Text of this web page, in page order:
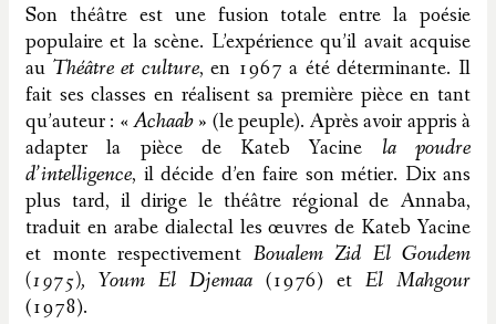
Son théâtre est une fusion totale entre la poésie
populaire et la scène. L’expérience qu’il avait acquise
au Théâtre et culture, en 1967 a été déterminante. Il
fait ses classes en réalisent sa première pièce en tant
qu’auteur : «Achaab » (le peuple). Après avoir appris à
adapter la pièce de Kateb Yacine la poudre
d’intelligence, il décide d’en faire son métier. Dix ans
plus tard, il dirige le théâtre régional de Annaba,
traduit en arabe dialectal les œuvres de Kateb Yacine
et monte respectivement Boualem Zid El Goudem
(1975), Youm El Djemaa (1976) et El Mahgour
(1978).